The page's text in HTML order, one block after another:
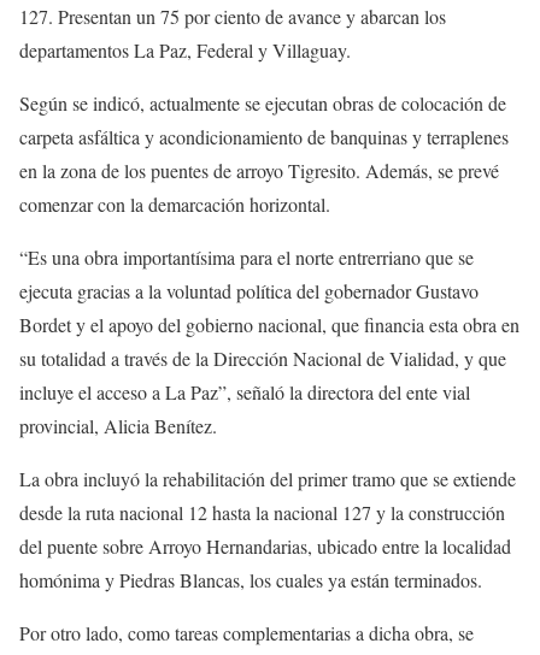
127. Presentan un 75 por ciento de avance y abarcan los
departamentos La Paz, Federal y Villaguay.
Según se indicó, actualmente se ejecutan obras de colocación de
carpeta asfáltica y acondicionamiento de banquinas y terraplenes
en la zona de los puentes de arroyo Tigresito. Además, se prevé
comenzar con la demarcación horizontal.
“Es una obra importantísima para el norte entrerriano que se
ejecuta gracias a la voluntad política del gobernador Gustavo
Bordet y el apoyo del gobierno nacional, que financia esta obra en
su totalidad a través de la Dirección Nacional de Vialidad, y que
incluye el acceso a La Paz”, señaló la directora del ente vial
provincial, Alicia Benítez.
La obra incluyó la rehabilitación del primer tramo que se extiende
desde la ruta nacional 12 hasta la nacional 127 y la construcción
del puente sobre Arroyo Hernandarias, ubicado entre la localidad
homónima y Piedras Blancas, los cuales ya están terminados.
Por otro lado, como tareas complementarias a dicha obra, se